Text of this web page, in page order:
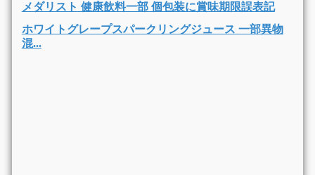
メダリスト 健康飲料一部 個包装に賞味期限誤表記
ホワイトグレープスパークリングジュース 一部異物
混...